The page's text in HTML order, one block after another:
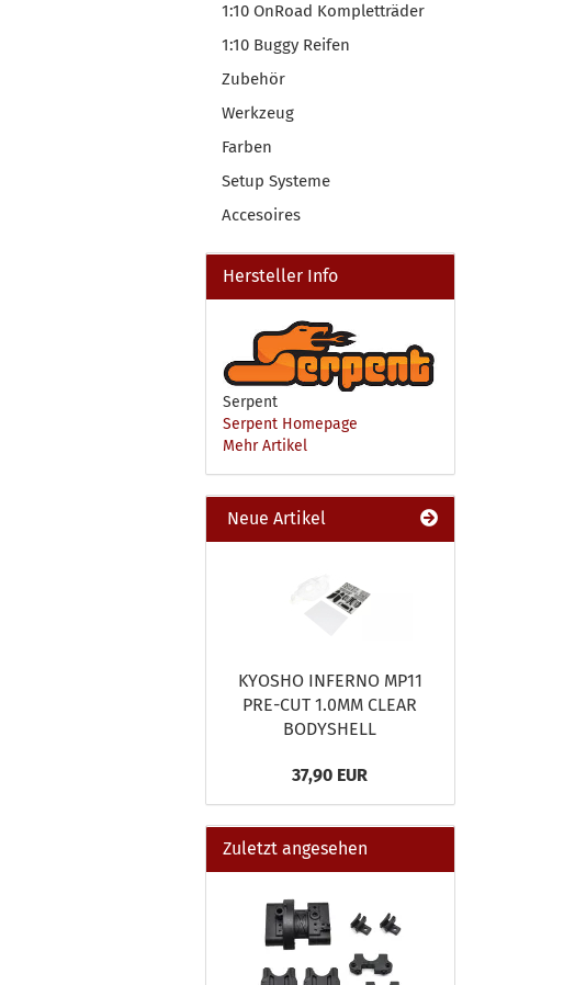
1:10 OnRoad Kompletträder
1:10 Buggy Reifen
Zubehör
Werkzeug
Farben
Setup Systeme
Accesoires
Hersteller Info
Serpent
Serpent Homepage
Mehr Artikel
Neue Artikel
KYOSHO INFERNO MP11
PRE-CUT 1.0MM CLEAR
BODYSHELL
37,90 EUR
Zuletzt angesehen